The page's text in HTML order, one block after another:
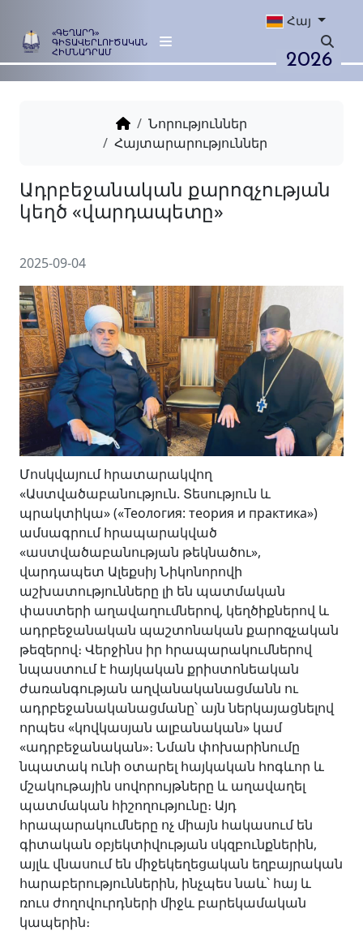
«ԳԵՂԱՐԴ»
ԳԻՏԱՎԵՐԼՈՒԾԱԿԱՆ
ՀԻՄՆԱԴՐԱՄ
Հայ
2026
Նորություններ
Հայտարարություններ
կեղծ «վարդապետը»
2025-09-04
Մոսկվայում հրատարակվող
«Աստվածաբանություն. Տեսություն և
պրակտիկա» («Теология: теория и практика»)
ամսագրում հրապարակված
«աստվածաբանության թեկնածու»,
վարդապետ Ալեքսիյ Նիկոնորովի
աշխատությունները լի են պատմական
փաստերի աղավաղումներով, կեղծիքներով և
ադրբեջանական պաշտոնական քարոզչական
թեզերով։ Վերջինս իր հրապարակումներով
նպաստում է հայկական քրիստոնեական
ժառանգության աղվանականացմանն ու
ադրբեջանականացմանը՝ այն ներկայացնելով
որպես «կովկասյան ալբանական» կամ
«ադրբեջանական»։ Նման փոխարինումը
նպատակ ունի օտարել հայկական հոգևոր և
մշակութային սովորույթները և աղավաղել
պատմական հիշողությունը։ Այդ
հրապարակումները ոչ միայն հակասում են
գիտական օբյեկտիվության սկզբունքներին,
այլև վնասում են միջեկեղեցական եղբայրական
հարաբերություններին, ինչպես նաև՝ հայ և
ռուս ժողովուրդների միջև բարեկամական
կապերին։